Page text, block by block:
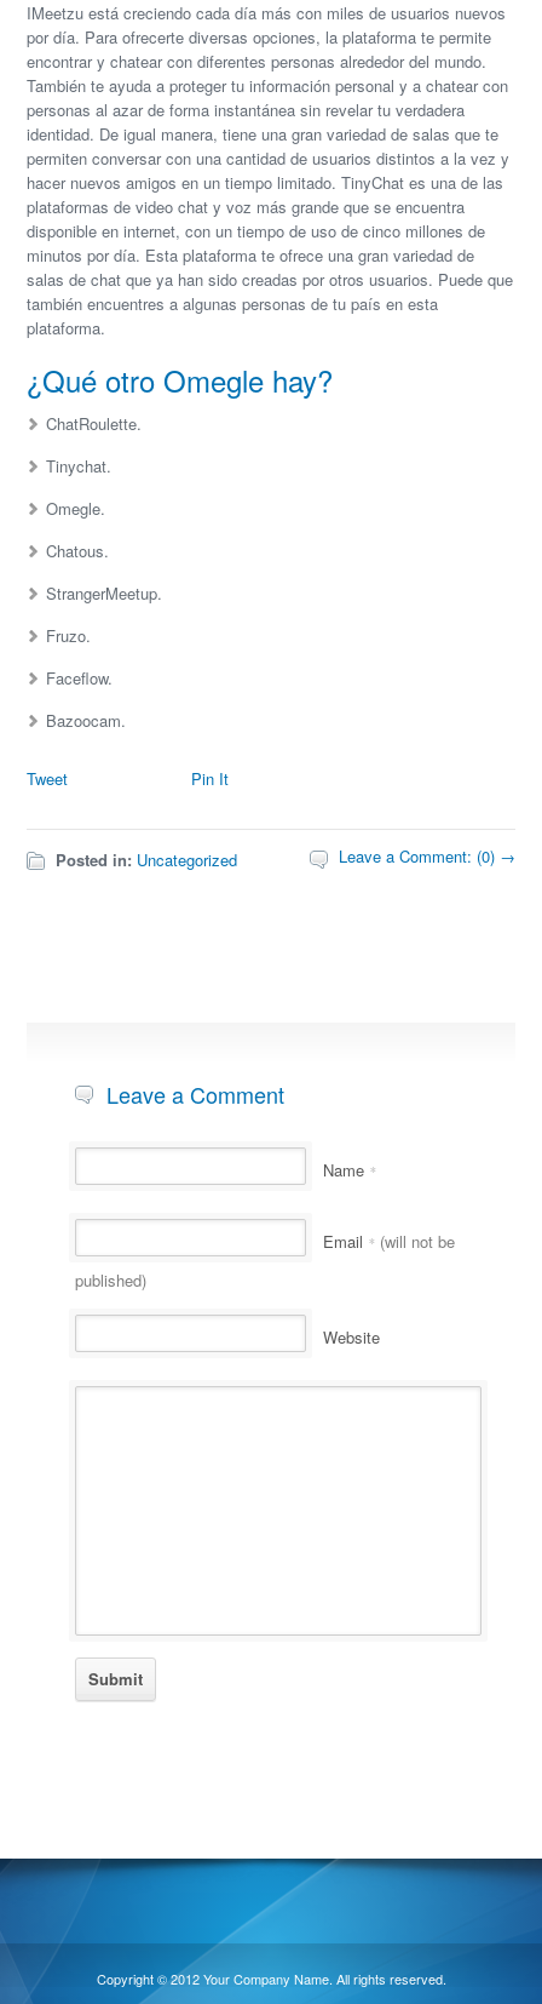
IMeetzu está creciendo cada día más con miles de usuarios nuevos
por día. Para ofrecerte diversas opciones, la plataforma te permite
encontrar y chatear con diferentes personas alrededor del mundo.
También te ayuda a proteger tu información personal y a chatear con
personas al azar de forma instantánea sin revelar tu verdadera
identidad. De igual manera, tiene una gran variedad de salas que te
permiten conversar con una cantidad de usuarios distintos a la vez y
hacer nuevos amigos en un tiempo limitado. TinyChat es una de las
plataformas de video chat y voz más grande que se encuentra
disponible en internet, con un tiempo de uso de cinco millones de
minutos por día. Esta plataforma te ofrece una gran variedad de
salas de chat que ya han sido creadas por otros usuarios. Puede que
también encuentres a algunas personas de tu país en esta
plataforma.
¿Qué otro Omegle hay?
ChatRoulette.
Tinychat.
Omegle.
Chatous.
StrangerMeetup.
Fruzo.
Faceflow.
Bazoocam.
Tweet Pin It
Posted in: Uncategorized Leave a Comment: (0) →
Leave a Comment
Name *
Email * (will not be
published)
Website
Copyright © 2012 Your Company Name. All rights reserved.